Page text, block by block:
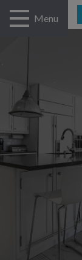
Menu